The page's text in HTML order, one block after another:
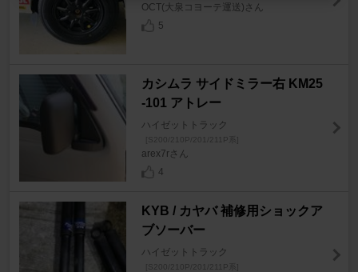
OCT(大泉コヨーテ運送)さん
5
カシムラ サイドミラー右 KM25
-101 アトレー
ハイゼットトラック
[S200/210P/201/211P系]
arex7rさん
4
KYB / カヤバ 補修用ショックア
ブソーバー
ハイゼットトラック
[S200/210P/201/211P系]